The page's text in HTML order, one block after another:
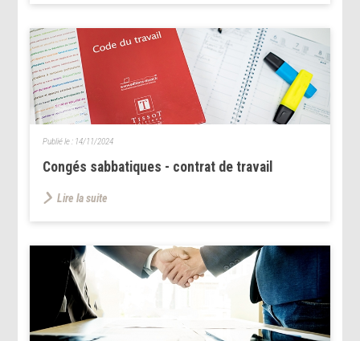
Congés sabbatiques - contrat de travail
Publié le : 14/11/2024
Lire la suite